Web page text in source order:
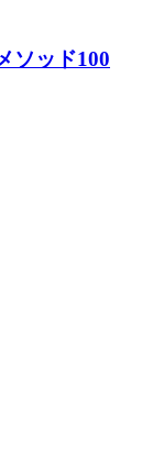
ソッド100